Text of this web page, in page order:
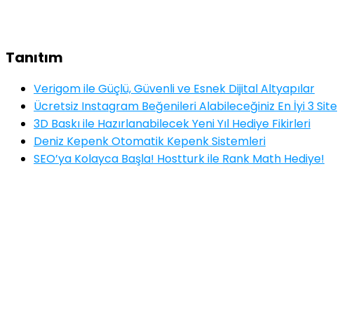
Tanıtım
Verigom ile Güçlü, Güvenli ve Esnek Dijital Altyapılar
Ücretsiz Instagram Beğenileri Alabileceğiniz En İyi 3 Site
3D Baskı ile Hazırlanabilecek Yeni Yıl Hediye Fikirleri
Deniz Kepenk Otomatik Kepenk Sistemleri
SEO’ya Kolayca Başla! Hostturk ile Rank Math Hediye!